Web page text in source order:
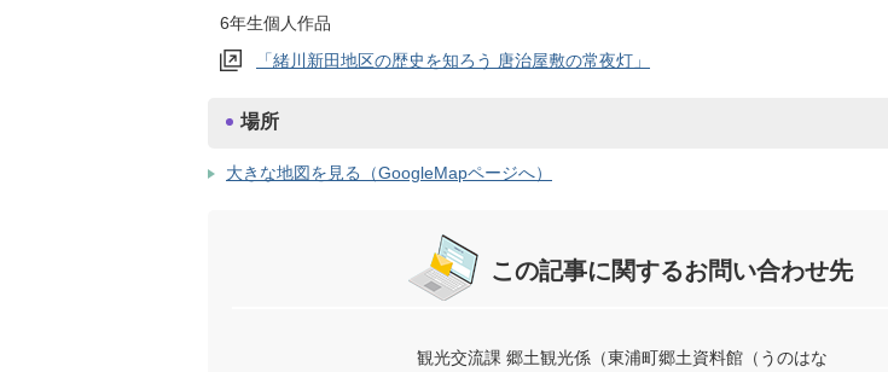
6年生個人作品
「緒川新田地区の歴史を知ろう 唐治屋敷の常夜灯」
場所
大きな地図を見る（GoogleMapページへ）
この記事に関するお問い合わせ先
観光交流課 郷土観光係（東浦町郷土資料館（うのはな